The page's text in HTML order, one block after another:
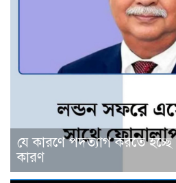
যে কারণে পদত্যাগ করতে হচ্ছে
কারণ